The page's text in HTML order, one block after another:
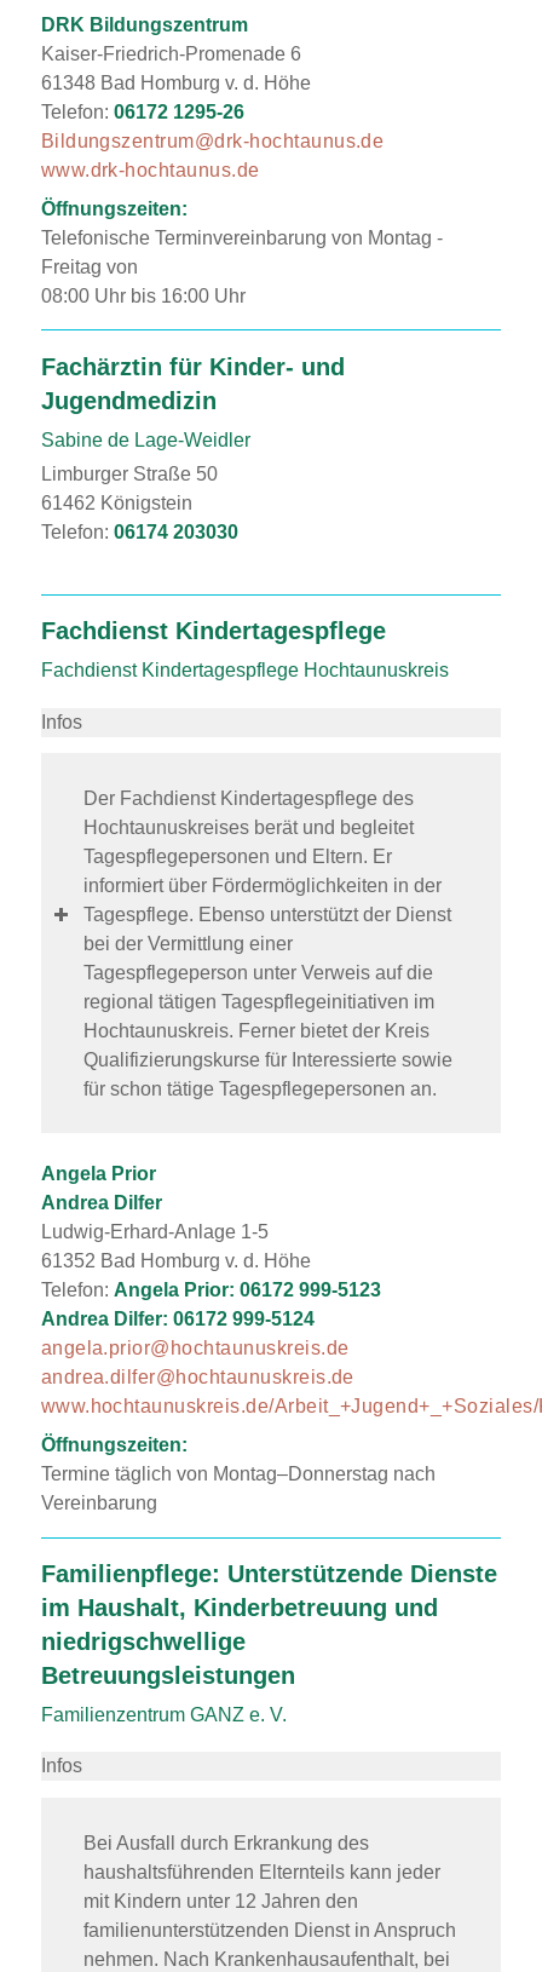
DRK Bildungszentrum
Kaiser-Friedrich-Promenade 6
61348 Bad Homburg v. d. Höhe
Telefon: 06172 1295-26
Bildungszentrum@drk-hochtaunus.de
www.drk-hochtaunus.de
Öffnungszeiten:
Telefonische Terminvereinbarung von Montag -
Freitag von
08:00 Uhr bis 16:00 Uhr
Fachärztin für Kinder- und
Jugendmedizin
Sabine de Lage-Weidler
Limburger Straße 50
61462 Königstein
Telefon: 06174 203030
Fachdienst Kindertagespflege
Fachdienst Kindertagespflege Hochtaunuskreis
Infos
Der Fachdienst Kindertagespflege des
Hochtaunuskreises berät und begleitet
Tagespflegepersonen und Eltern. Er
informiert über Fördermöglichkeiten in der
Tagespflege. Ebenso unterstützt der Dienst
bei der Vermittlung einer
Tagespflegeperson unter Verweis auf die
regional tätigen Tagespflegeinitiativen im
Hochtaunuskreis. Ferner bietet der Kreis
Qualifizierungskurse für Interessierte sowie
für schon tätige Tagespflegepersonen an.
Angela Prior
Andrea Dilfer
Ludwig-Erhard-Anlage 1-5
61352 Bad Homburg v. d. Höhe
Telefon: Angela Prior: 06172 999-5123
Andrea Dilfer: 06172 999-5124
angela.prior@hochtaunuskreis.de
andrea.dilfer@hochtaunuskreis.de
www.hochtaunuskreis.de/
Öffnungszeiten:
Termine täglich von Montag–Donnerstag nach
Vereinbarung
Familienpflege: Unterstützende Dienste
im Haushalt, Kinderbetreuung und
niedrigschwellige
Betreuungsleistungen
Familienzentrum GANZ e. V.
Infos
Bei Ausfall durch Erkrankung des
haushaltsführenden Elternteils kann jeder
mit Kindern unter 12 Jahren den
familienunterstützenden Dienst in Anspruch
nehmen. Nach Krankenhausaufenthalt, bei